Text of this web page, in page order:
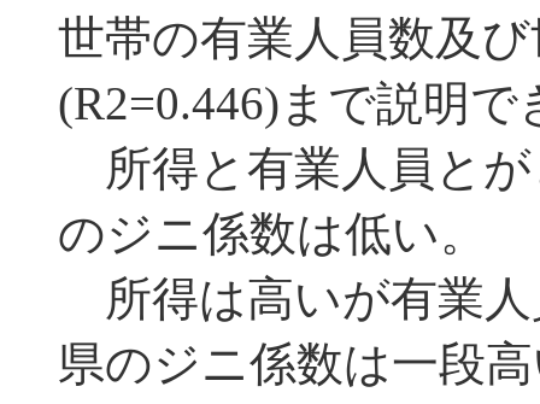
世帯の有業人員数及
(R2=0.446)まで説明で
所得と有業人員と
のジニ係数は低い。
所得は高いが有業人
県のジニ係数は一段